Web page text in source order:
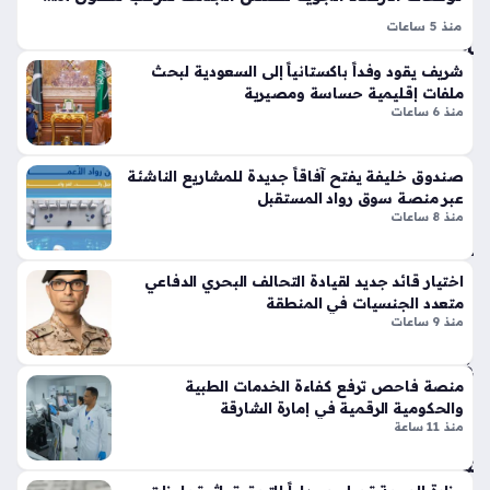
وبر
سب
ورت
تك
سر
قوا
الت
ص
مي
م
قلي
دي
بلم
ت
دام
ة
منذ
سا
ال
س
عو
دي
ة
فز
نح
تفا
منذ 5 ساعات
نشرات المركز الوطني للأرصاد، حيث يشهد يوم غد الجمعة تحولات
جوية تتسم بالاعتدال الممزوج بظهور السحب الركامية في بعض
شريف يقود وفداً باكستانياً إلى السعودية لبحث
ملفات إقليمية حساسة ومصيرية
منذ 6 ساعات
صندوق خليفة يفتح آفاقاً جديدة للمشاريع الناشئة
عبر منصة سوق رواد المستقبل
منذ 8 ساعات
اختيار قائد جديد لقيادة التحالف البحري الدفاعي
متعدد الجنسيات في المنطقة
منذ 9 ساعات
منصة فاحص ترفع كفاءة الخدمات الطبية
والحكومية الرقمية في إمارة الشارقة
منذ 11 ساعة